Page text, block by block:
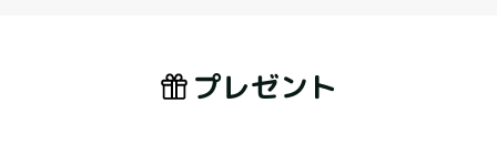
プレゼント